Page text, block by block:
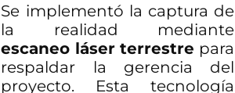
Se implementó la captura de
la realidad mediante
escaneo láser terrestre para
respaldar la gerencia del
proyecto. Esta tecnología